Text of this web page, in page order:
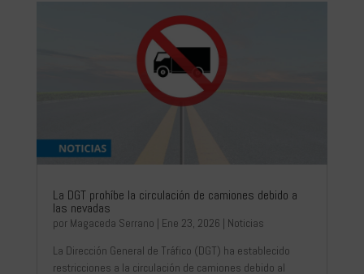
La DGT prohíbe la circulación de camiones debido a
las nevadas
por Magaceda Serrano | Ene 23, 2026 | Noticias
La Dirección General de Tráfico (DGT) ha establecido
restricciones a la circulación de camiones debido al